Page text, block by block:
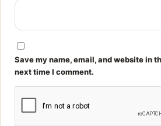
Save my name, email, and website in
next time I comment.